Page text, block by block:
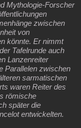
Mythologie-Forscher
zwischen
von
könnte. Er nimmt
Tafelrunde auch
Lanzenreiter
Parallelen zwischen
sarmatischen
waren Reiter des
römische
später die
entwickelten.